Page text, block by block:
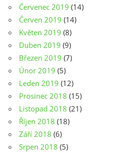
Červenec 2019 (14)
Červen 2019 (14)
Květen 2019 (8)
Duben 2019 (9)
Březen 2019 (7)
Únor 2019 (5)
Leden 2019 (12)
Prosinec 2018 (15)
Listopad 2018 (21)
Říjen 2018 (18)
Září 2018 (6)
Srpen 2018 (5)